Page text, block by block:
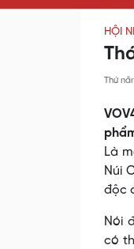
HỘI
Thứ
Là
Núi
độc
Nói
có